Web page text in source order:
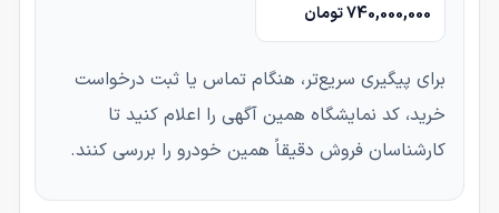
740,000,000 تومان
برای پیگیری سریع‌تر، هنگام تماس یا ثبت درخواست
خرید، کد نمایشگاه همین آگهی را اعلام کنید تا
کارشناسان فروش دقیقاً همین خودرو را بررسی کنند.